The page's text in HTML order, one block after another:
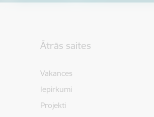
Ātrās saites
Vakances
Iepirkumi
Projekti